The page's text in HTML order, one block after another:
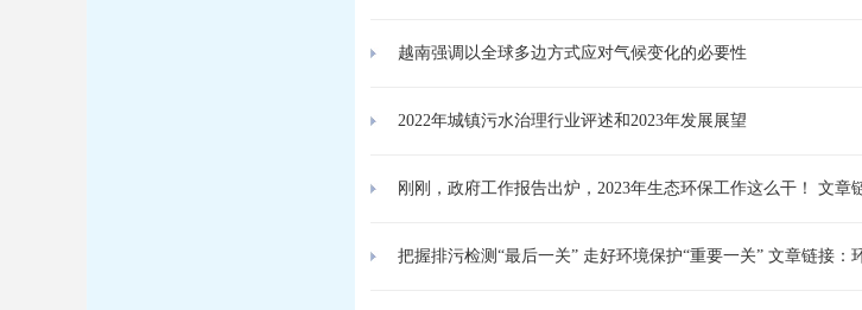
越南强调以全球多边方式应对气候变化的必要性
2022年城镇污水治理行业评述和2023年发展展望
刚刚，政府工作报告出炉，2023年生态环保工作这么干！ 文章
把握排污检测“最后一关” 走好环境保护“重要一关” 文章链接：